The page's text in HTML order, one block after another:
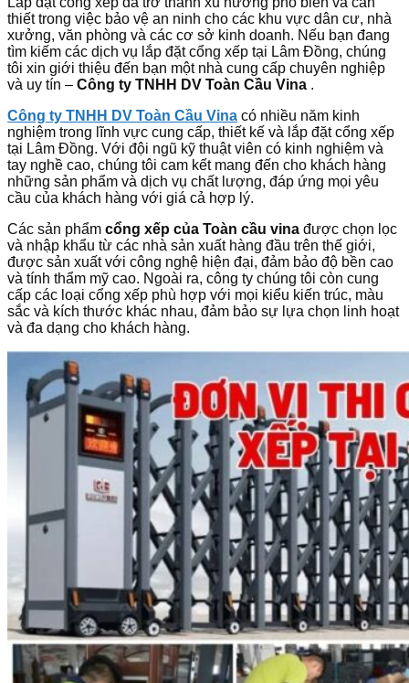
thiết trong việc bảo vệ an ninh cho các khu vực dân cư, nhà
xưởng, văn phòng và các cơ sở kinh doanh. Nếu bạn đang
tìm kiếm các dịch vụ lắp đặt cổng xếp tại Lâm Đồng, chúng
tôi xin giới thiệu đến bạn một nhà cung cấp chuyên nghiệp
và uy tín – Công ty TNHH DV Toàn Cầu Vina .
Công ty TNHH DV Toàn Cầu Vina có nhiều năm kinh
nghiệm trong lĩnh vực cung cấp, thiết kế và lắp đặt cổng xếp
tại Lâm Đồng. Với đội ngũ kỹ thuật viên có kinh nghiệm và
tay nghề cao, chúng tôi cam kết mang đến cho khách hàng
những sản phẩm và dịch vụ chất lượng, đáp ứng mọi yêu
cầu của khách hàng với giá cả hợp lý.
Các sản phẩm cổng xếp của Toàn cầu vina được chọn lọc
và nhập khẩu từ các nhà sản xuất hàng đầu trên thế giới,
được sản xuất với công nghệ hiện đại, đảm bảo độ bền cao
và tính thẩm mỹ cao. Ngoài ra, công ty chúng tôi còn cung
cấp các loại cổng xếp phù hợp với mọi kiểu kiến trúc, màu
sắc và kích thước khác nhau, đảm bảo sự lựa chọn linh hoạt
và đa dạng cho khách hàng.